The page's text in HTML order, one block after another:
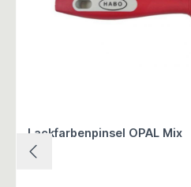
Lackfarbenpinsel OPAL Mix